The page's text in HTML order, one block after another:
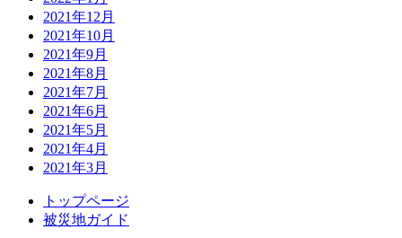
2021年12月
2021年10月
2021年9月
2021年8月
2021年7月
2021年6月
2021年5月
2021年4月
2021年3月
トップページ
被災地ガイド